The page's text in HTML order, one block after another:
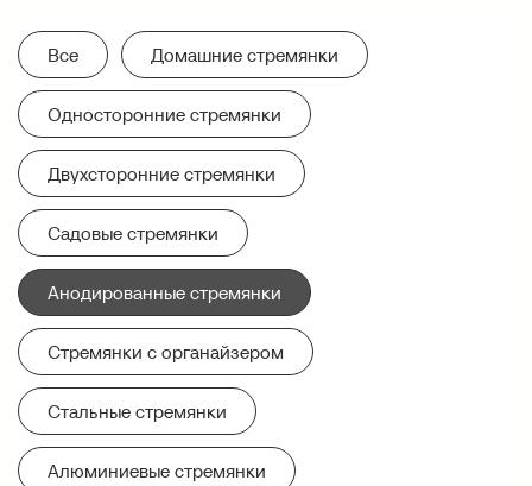
Все Домашние стремянки
Односторонние стремянки
Двухсторонние стремянки
Садовые стремянки
Анодированные стремянки
Стремянки с органайзером
Стальные стремянки
Алюминиевые стремянки